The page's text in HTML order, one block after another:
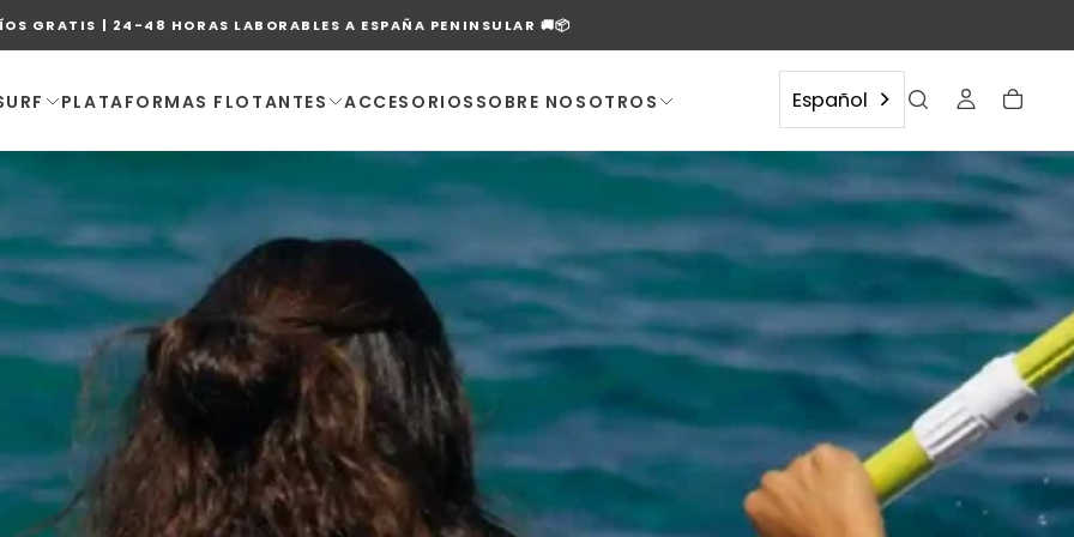
GRATIS | 24-48 HORAS LABORABLES A ESPAÑA PENINSULAR 🚚📦
PLATAFORMAS FLOTANTES ACCESORIOS SOBRE NOSOTROS Español